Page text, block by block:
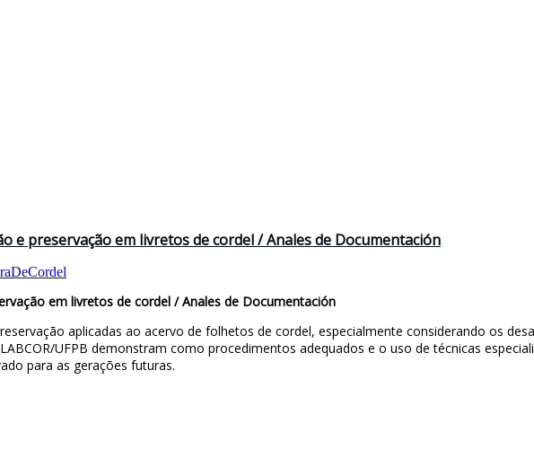
e preservação em livretos de cordel / Anales de Documentación
em livretos de cordel / Anales de Documentación
aplicadas ao acervo de folhetos de cordel, especialmente considerando os
UFPB demonstram como procedimentos adequados e o uso de técnicas
para as gerações futuras.